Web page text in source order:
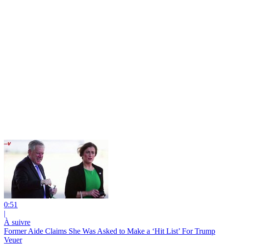
0:51
|
À suivre
Former Aide Claims She Was Asked to Make a ‘Hit List’ For Trump
Veuer